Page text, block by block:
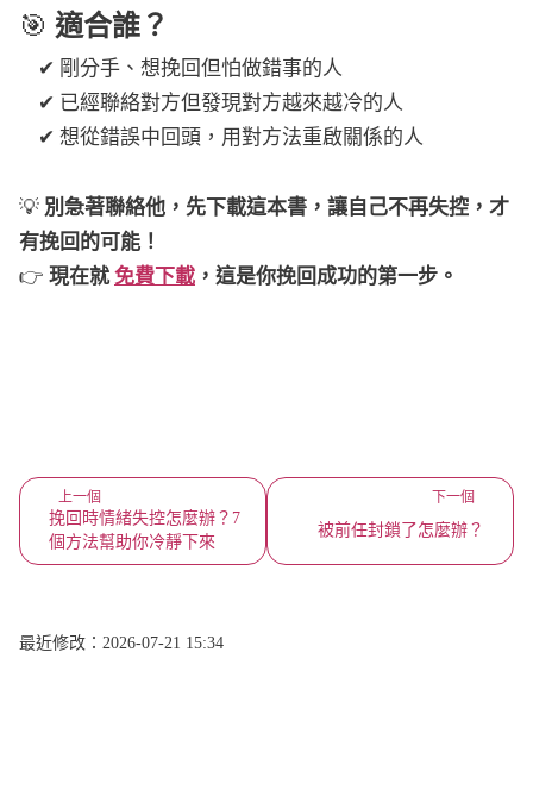
🎯 適合誰？
✔ 剛分手、想挽回但怕做錯事的人
✔ 已經聯絡對方但發現對方越來越冷的人
✔ 想從錯誤中回頭，用對方法重啟關係的人
💡 別急著聯絡他，先下載這本書，讓自己不再失控，才
有挽回的可能！
👉 現在就免費下載 ，這是你挽回成功的第一步。
挽回時情緒失控怎麼辦？7
個方法幫助你冷靜下來
上一個
被前任封鎖了怎麼辦？
下一個
最近修改：2026-07-21 15:34